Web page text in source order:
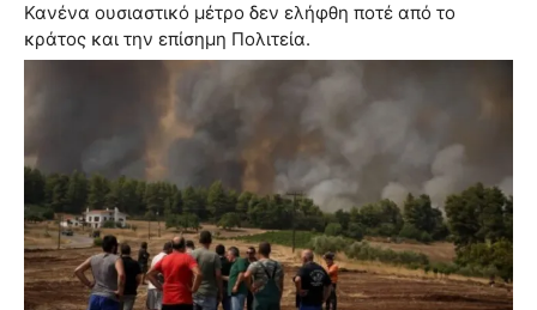
Κανένα ουσιαστικό μέτρο δεν ελήφθη ποτέ από το
κράτος και την επίσημη Πολιτεία.